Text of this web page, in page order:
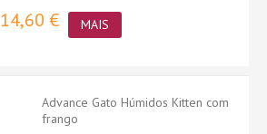
14,60 € MAIS
Advance Gato Húmidos Kitten com
frango